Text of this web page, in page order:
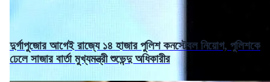
দুর্গাপুজোর আগেই রাজ্যে ১৪ হাজার পুলিশ কনস্টেবল নিয়োগ, পুলিশকে
ঢেলে সাজার বার্তা মুখ্যমন্ত্রী শুভেন্দু অধিকারীর